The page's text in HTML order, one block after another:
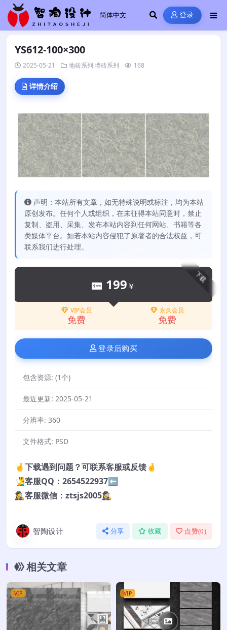
登录
YS612-100×300
2025-05-21 地砖系列 墙砖系列 168
详情介绍
声明：本站所有文章，如无特殊说明或标注，均为本站
原创发布。任何个人或组织，在未征得本站同意时，禁止
复制、盗用、采集、发布本站内容到任何网站、书籍等各
类媒体平台。如若本站内容侵犯了原著者的合法权益，可
联系我们进行处理。
下载
199 ￥
VIP会员
免费
永久会员
免费
登录后购买
包含资源: (1个)
最近更新: 2025-05-21
分辨率: 360
文件格式: PSD
🤞下载遇到问题？可联系客服或反馈🤞
🧏‍♂️客服QQ：2654522937⬅️
🕵️‍♀️客服微信：ztsjs2005🕵️‍♀️
智陶设计 分享 收藏 点赞(0)
相关文章
VIP VIP